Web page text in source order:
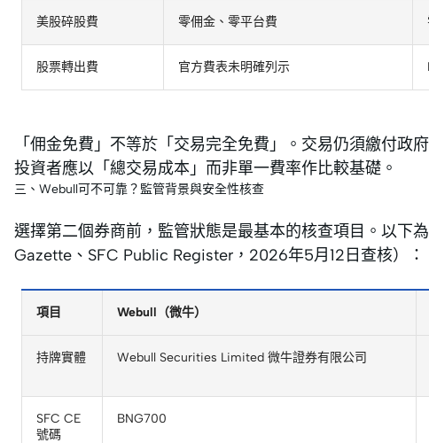
美股碎股費 零佣金、零平台費
股票轉出費 官方費表未明確列示
「佣金免費」不等於「交易完全免費」。交易仍須繳付政
投資者應以「總交易成本」而非單一費率作比較基礎。
三、Webull可不可靠？監管背景與安全性核查
選擇第二個券商前，監管狀態是最基本的核查項目。以下
Gazette、SFC Public Register，2026年5月12日查核）：
項目 Webull（微牛）
持牌實體 Webull Securities Limited 微牛證券有限公司
SFC CE
號碼
BNG700